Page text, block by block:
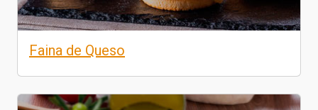
Faina de Queso